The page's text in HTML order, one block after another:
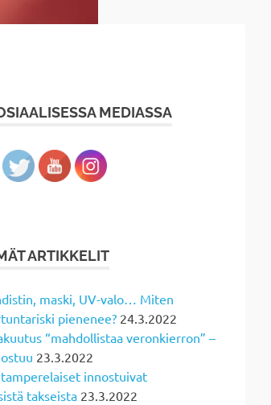
MEDIASSA
ARTIKKELIT
maski, UV-valo… Miten
pienenee? 24.3.2022
“mahdollistaa veronkierron” –
23.3.2022
tamperelaiset innostuivat
takseista 23.3.2022